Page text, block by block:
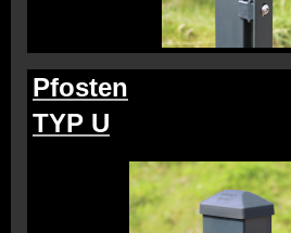
Pfosten
TYP U